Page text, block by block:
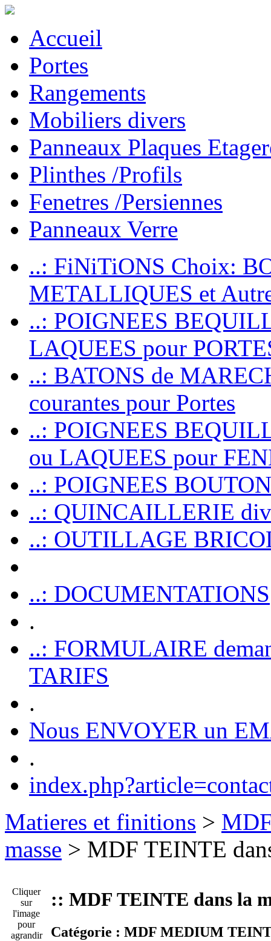
Accueil
Portes
Rangements
Mobiliers divers
Panneaux Plaques
Plinthes /Profils
Fenetres /Persiennes
Panneaux Verre
..: FiNiTiONS Choix:
METALLIQUES et
..: POIGNEES
LAQUEES pour
..: BATONS de
courantes pour Portes
..: POIGNEES
ou LAQUEES pour
..: POIGNEES
..: QUINCAILLERIE
..: OUTILLAGE
..: DOCUMENTATIONS
.
..: FORMULAIRE
TARIFS
.
Nous ENVOYER un
.
Matieres et finitions >
masse > MDF TEINTE
Cliquer
sur
l'image
pour
agrandir
:: MDF TEINTE dans la
Catégorie : MDF MEDIUM